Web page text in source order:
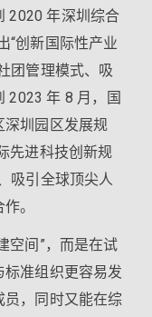
2020 年深圳综合
“创新国际性产业
团管理模式、吸
2023 年 8 月，国
深圳园区发展规
先进科技创新规
吸引全球顶尖人
。
空间”，而是在试
准组织更容易发
，同时又能在综